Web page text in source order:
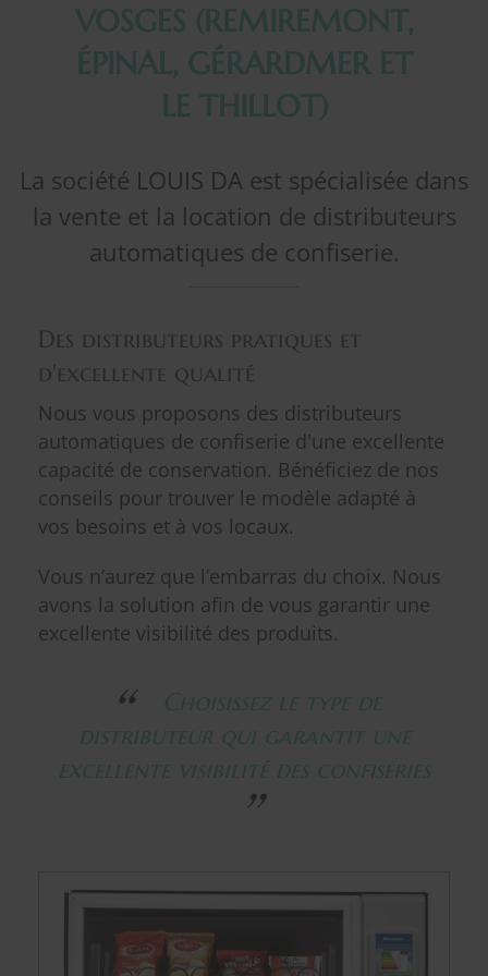
VOSGES (REMIREMONT,
ÉPINAL, GÉRARDMER ET
LE THILLOT)
La société LOUIS DA est spécialisée dans
la vente et la location de distributeurs
automatiques de confiserie.
Des distributeurs pratiques et
d'excellente qualité
Nous vous proposons des distributeurs
automatiques de confiserie d'une excellente
capacité de conservation. Bénéficiez de nos
conseils pour trouver le modèle adapté à
vos besoins et à vos locaux.
Vous n’aurez que l’embarras du choix. Nous
avons la solution afin de vous garantir une
excellente visibilité des produits.
Choisissez le type de
distributeur qui garantit une
excellente visibilité des confiseries